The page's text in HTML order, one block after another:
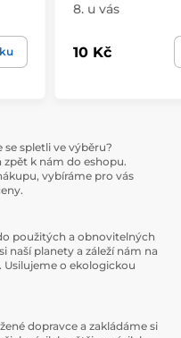
8. u vás
10 Kč
spletli ve výběru?
k nám do eshopu.
vybíráme pro vás
použitých a obnovitelných
naší planety a záleží nám na
o ekologickou
dopravce a zakládáme si